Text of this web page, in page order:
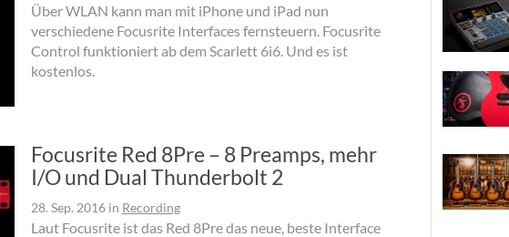
Über WLAN kann man mit iPhone und iPad nun
verschiedene Focusrite Interfaces fernsteuern. Focusrite
Control funktioniert ab dem Scarlett 6i6. Und es ist
kostenlos.
Focusrite Red 8Pre – 8 Preamps, mehr
I/O und Dual Thunderbolt 2
28. Sep. 2016in Recording
Laut Focusrite ist das Red 8Pre das neue, beste Interface